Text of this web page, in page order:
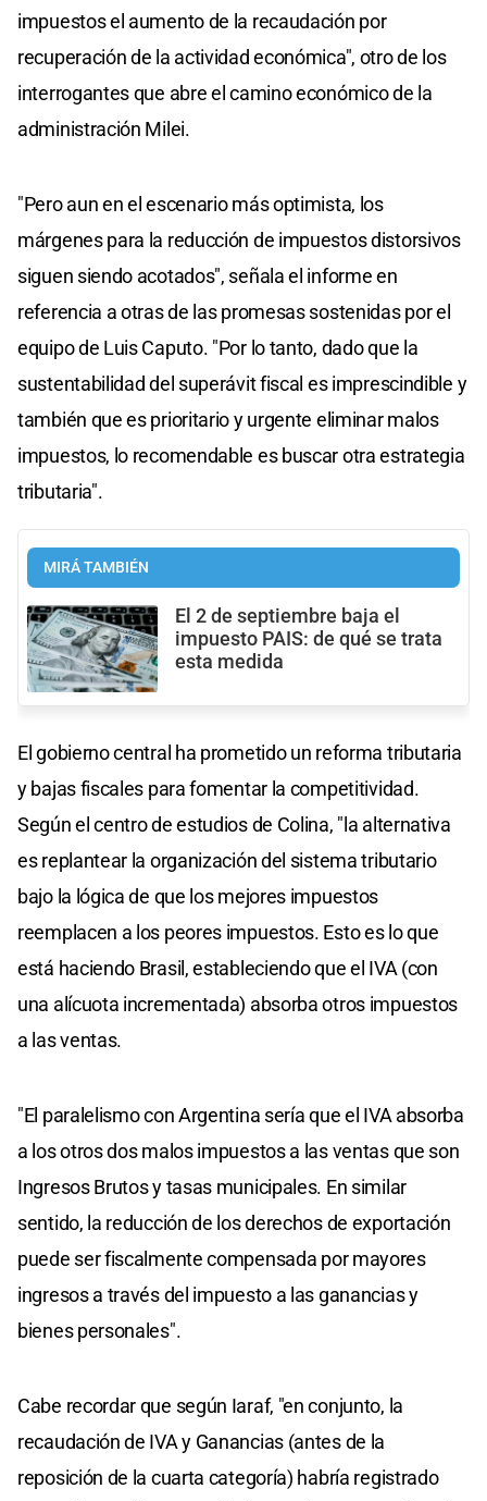
impuestos el aumento de la recaudación por
recuperación de la actividad económica", otro de los
interrogantes que abre el camino económico de la
administración Milei.
"Pero aun en el escenario más optimista, los
márgenes para la reducción de impuestos distorsivos
siguen siendo acotados", señala el informe en
referencia a otras de las promesas sostenidas por el
equipo de Luis Caputo. "Por lo tanto, dado que la
sustentabilidad del superávit fiscal es imprescindible y
también que es prioritario y urgente eliminar malos
impuestos, lo recomendable es buscar otra estrategia
tributaria".
MIRÁ TAMBIÉN
El 2 de septiembre baja el
impuesto PAIS: de qué se trata
esta medida
El gobierno central ha prometido un reforma tributaria
y bajas fiscales para fomentar la competitividad.
Según el centro de estudios de Colina, "la alternativa
es replantear la organización del sistema tributario
bajo la lógica de que los mejores impuestos
reemplacen a los peores impuestos. Esto es lo que
está haciendo Brasil, estableciendo que el IVA (con
una alícuota incrementada) absorba otros impuestos
a las ventas.
"El paralelismo con Argentina sería que el IVA absorba
a los otros dos malos impuestos a las ventas que son
Ingresos Brutos y tasas municipales. En similar
sentido, la reducción de los derechos de exportación
puede ser fiscalmente compensada por mayores
ingresos a través del impuesto a las ganancias y
bienes personales".
Cabe recordar que según Iaraf, "en conjunto, la
recaudación de IVA y Ganancias (antes de la
reposición de la cuarta categoría) habría registrado